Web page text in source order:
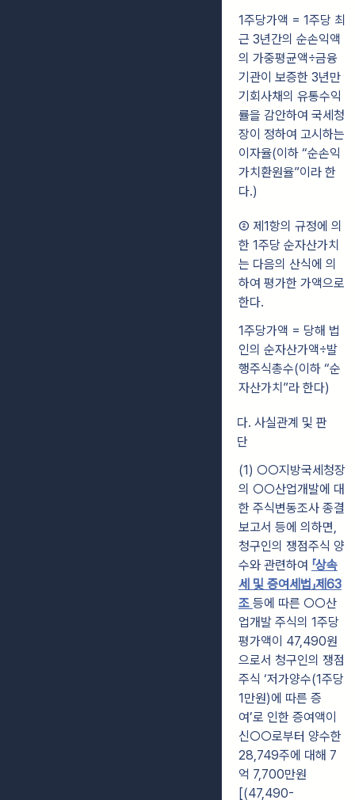
1주당가액 = 1주당 최
근 3년간의 순손익액
의 가중평균액÷금융
기관이 보증한 3년만
기회사채의 유통수익
률을 감안하여 국세청
장이 정하여 고시하는
이자율(이하 “순손익
가치환원율”이라 한
다.)
② 제1항의 규정에 의
한 1주당 순자산가치
는 다음의 산식에 의
하여 평가한 가액으로
한다.
1주당가액 = 당해 법
인의 순자산가액÷발
행주식총수(이하 “순
자산가치”라 한다)
다. 사실관계 및 판
단
(1) ○○지방국세청장
의 ○○산업개발에 대
한 주식변동조사 종결
보고서 등에 의하면,
청구인의 쟁점주식 양
수와 관련하여 「상속
세 및 증여세법」제63
조 등에 따른 ○○산
업개발 주식의 1주당
평가액이 47,490원
으로서 청구인의 쟁점
주식 ‘저가양수(1주당
1만원)에 따른 증
여’로 인한 증여액이
신○○로부터 양수한
28,749주에 대해 7
억 7,700만원
[(47,490-